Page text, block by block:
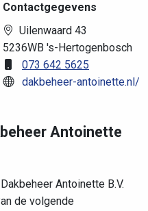
Contactgegevens
Uilenwaard 43
5236WB 's-Hertogenbosch
073 642 5625
dakbeheer-antoinette.nl/
Antoinette
Antoinette B.V.
de volgende